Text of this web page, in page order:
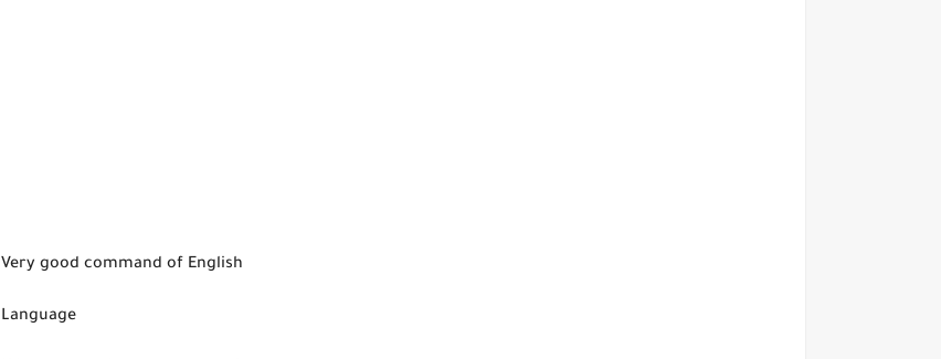
Very good command of English
Language